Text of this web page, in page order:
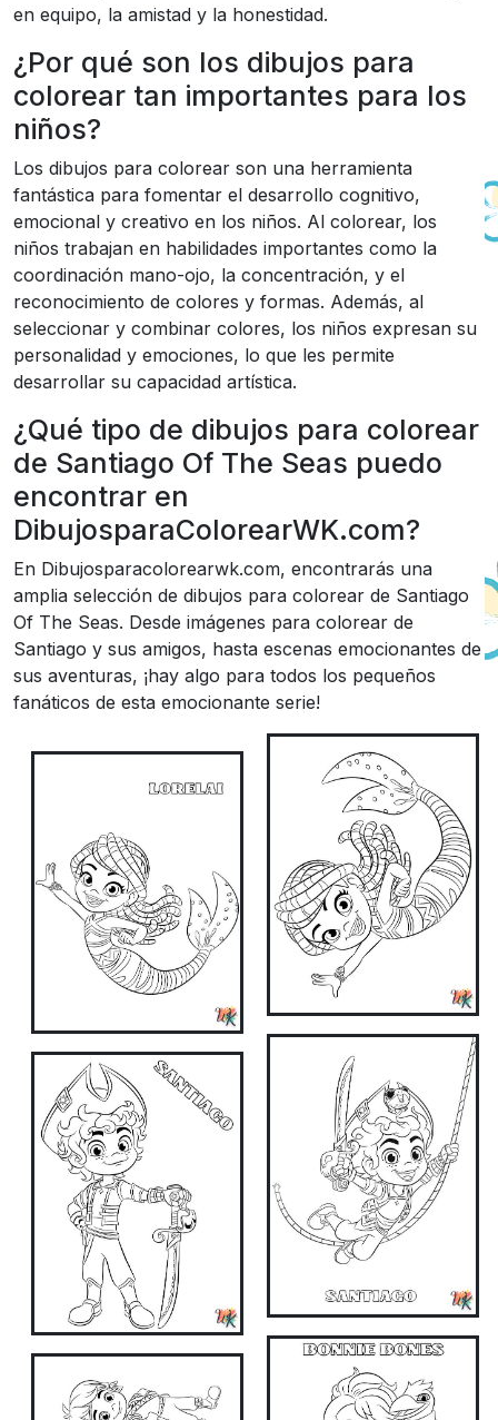
en equipo, la amistad y la honestidad.
¿Por qué son los dibujos para
colorear tan importantes para los
niños?
Los dibujos para colorear son una herramienta
fantástica para fomentar el desarrollo cognitivo,
emocional y creativo en los niños. Al colorear, los
niños trabajan en habilidades importantes como la
coordinación mano-ojo, la concentración, y el
reconocimiento de colores y formas. Además, al
seleccionar y combinar colores, los niños expresan su
personalidad y emociones, lo que les permite
desarrollar su capacidad artística.
¿Qué tipo de dibujos para colorear
de Santiago Of The Seas puedo
encontrar en
DibujosparaColorearWK.com?
En Dibujosparacolorearwk.com, encontrarás una
amplia selección de dibujos para colorear de Santiago
Of The Seas. Desde imágenes para colorear de
Santiago y sus amigos, hasta escenas emocionantes de
sus aventuras, ¡hay algo para todos los pequeños
fanáticos de esta emocionante serie!